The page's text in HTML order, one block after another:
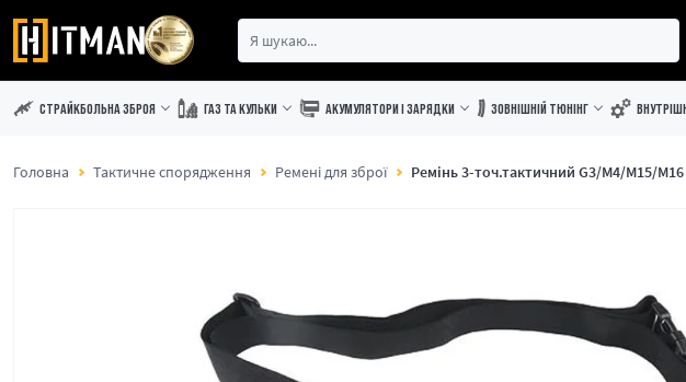
СТРАЙКБОЛЬНА ЗБРОЯ ГАЗ ТА КУЛЬКИ АКУМУЛЯТОРИ І ЗАРЯДКИ ЗОВНІШНІЙ ТЮНІНГ
Головна Тактичне спорядження Ремені для зброї Ремінь 3-точ.тактичний G3/M4/M15/